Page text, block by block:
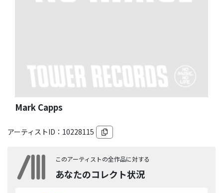
Mark Capps
アーティストID： 10228115
このアーティストの全作品に対する
あなたのコレクト状況